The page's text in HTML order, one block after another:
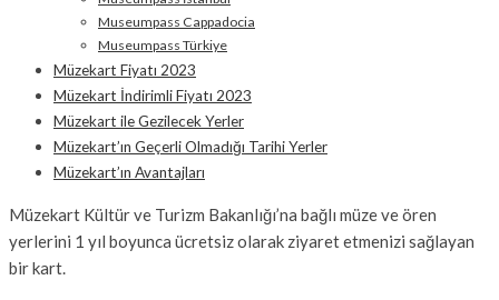
Museumpass Cappadocia
Museumpass Türkiye
Müzekart Fiyatı 2023
Müzekart İndirimli Fiyatı 2023
Müzekart ile Gezilecek Yerler
Müzekart’ın Geçerli Olmadığı Tarihi Yerler
Müzekart’ın Avantajları
Müzekart Kültür ve Turizm Bakanlığı’na bağlı müze ve ören
yerlerini 1 yıl boyunca ücretsiz olarak ziyaret etmenizi sağlayan
bir kart.